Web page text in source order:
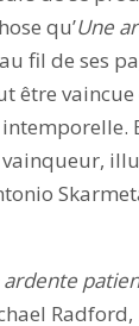
qu’Une
fil de ses
être
ardente
Radford,